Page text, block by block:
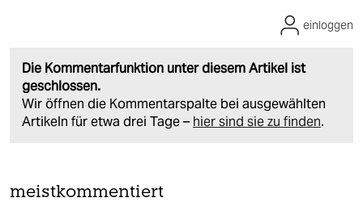
Die Kommentarfunktion unter diesem Artikel ist
geschlossen.
Wir öffnen die Kommentarspalte bei ausgewählten
Artikeln für etwa drei Tage – hier sind sie zu finden.
einloggen
meistkommentiert